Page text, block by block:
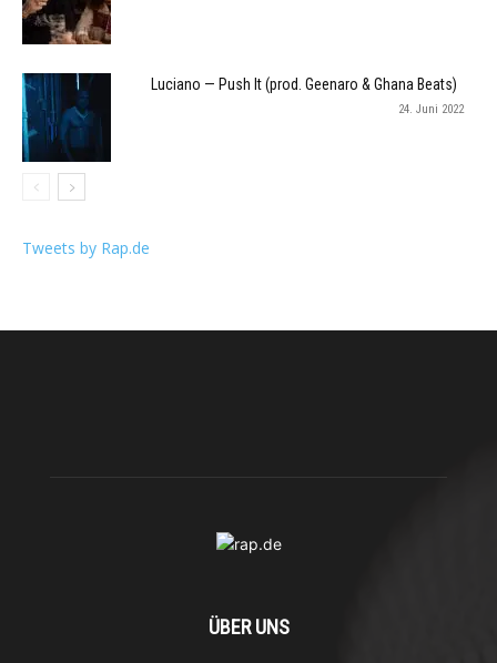
Luciano — Push It (prod. Geenaro & Ghana Beats)
24. Juni 2022
Tweets by Rap.de
ÜBER UNS